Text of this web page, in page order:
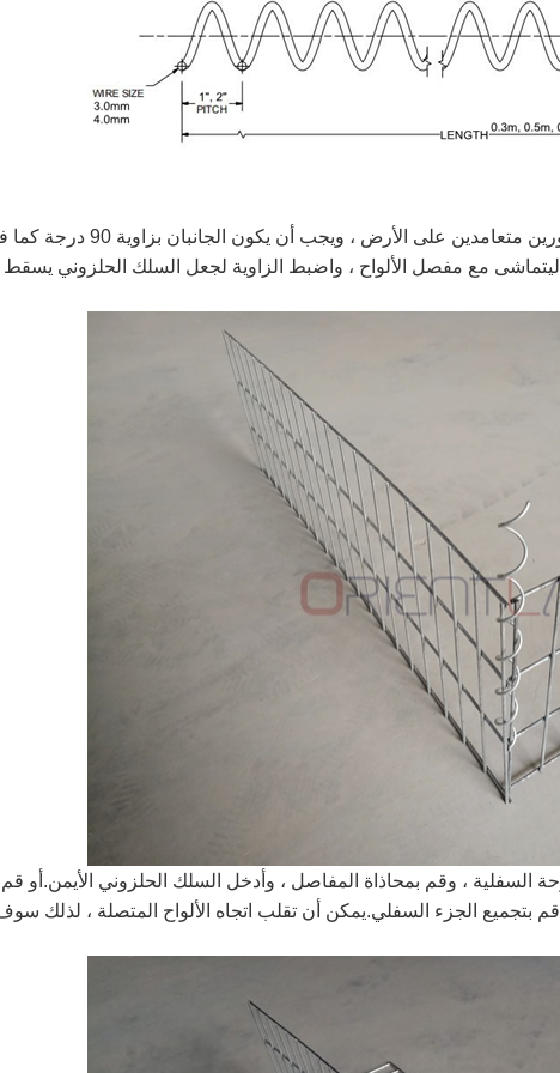
دع لوحين من التراب المتجاورين متعامدين على الأرض ، ويجب أن يكون الجانبان
ليتماشى مع مفصل الألواح ، واضبط الزاوية لجعل السلك الحلزوني
السفلية ، وقم بمحاذاة المفاصل ، وأدخل السلك الحلزوني الأيمن.أو قم
قم بتجميع الجزء السفلي.يمكن أن تقلب اتجاه الألواح المتصلة ، لذلك